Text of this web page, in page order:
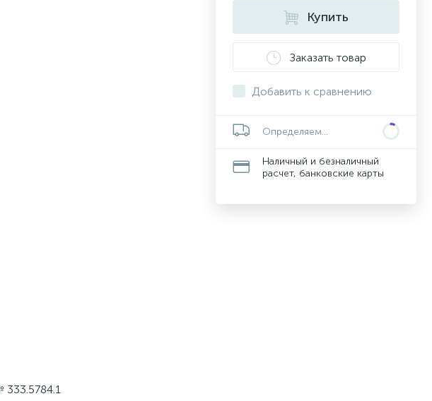
333.5784.1
Купить
Заказать товар
Добавить к сравнению
Определяем...
Наличный и безналичный
расчет, банковские карты